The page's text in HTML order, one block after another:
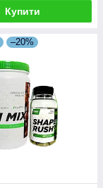
Купити
–20%